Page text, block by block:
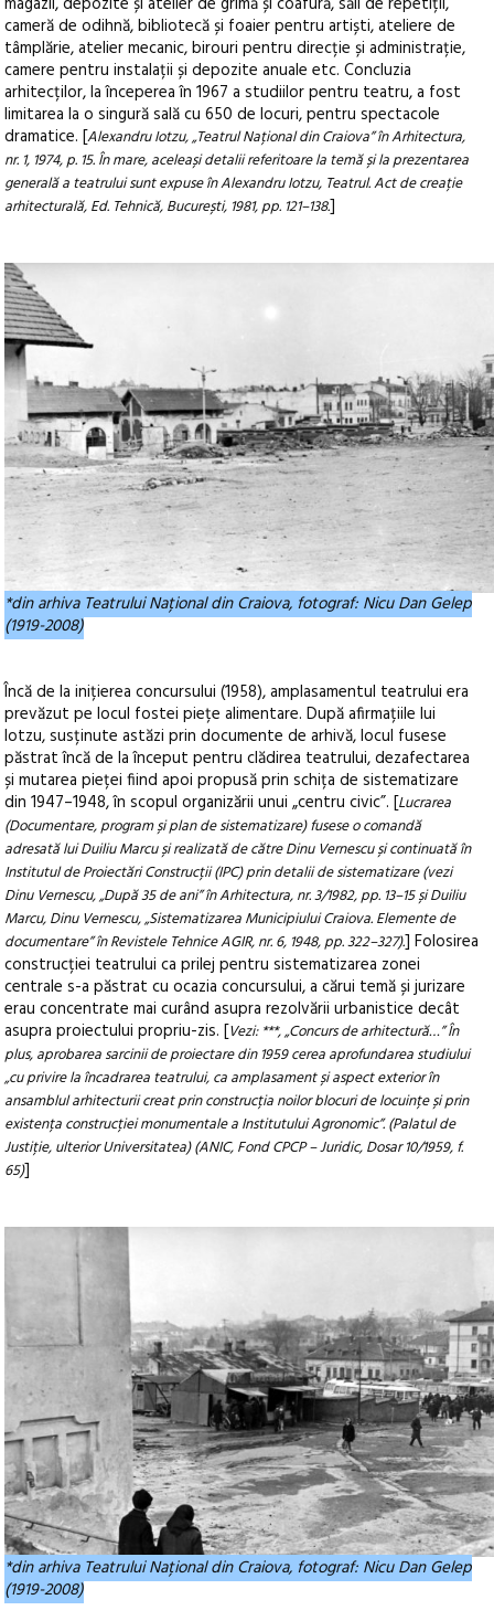
cameră de odihnă, bibliotecă și foaier pentru artiști, ateliere de
tâmplărie, atelier mecanic, birouri pentru direcție și administrație,
camere pentru instalații și depozite anuale etc. Concluzia
arhitecților, la începerea în 1967 a studiilor pentru teatru, a fost
limitarea la o singură sală cu 650 de locuri, pentru spectacole
dramatice. [Alexandru Iotzu, „Teatrul Național din Craiova” în Arhitectura,
nr. 1, 1974, p. 15. În mare, aceleași detalii referitoare la temă și la prezentarea
generală a teatrului sunt expuse în Alexandru Iotzu, Teatrul. Act de creație
arhitecturală, Ed. Tehnică, București, 1981, pp. 121–138.]
*din arhiva Teatrului Național din Craiova, fotograf: Nicu Dan Gelep
(1919-2008)
Încă de la inițierea concursului (1958), amplasamentul teatrului era
prevăzut pe locul fostei piețe alimentare. După afirmațiile lui
Iotzu, susținute astăzi prin documente de arhivă, locul fusese
păstrat încă de la început pentru clădirea teatrului, dezafectarea
și mutarea pieței fiind apoi propusă prin schița de sistematizare
din 1947–1948, în scopul organizării unui „centru civic”. [Lucrarea
(Documentare, program și plan de sistematizare) fusese o comandă
adresată lui Duiliu Marcu și realizată de către Dinu Vernescu și continuată în
Institutul de Proiectări Construcții (IPC) prin detalii de sistematizare (vezi
Dinu Vernescu, „După 35 de ani” în Arhitectura, nr. 3/1982, pp. 13–15 și Duiliu
Marcu, Dinu Vernescu, „Sistematizarea Municipiului Craiova. Elemente de
documentare” în Revistele Tehnice AGIR, nr. 6, 1948, pp. 322–327).] Folosirea
construcției teatrului ca prilej pentru sistematizarea zonei
centrale s-a păstrat cu ocazia concursului, a cărui temă și jurizare
erau concentrate mai curând asupra rezolvării urbanistice decât
asupra proiectului propriu-zis. [Vezi: ***, „Concurs de arhitectură…” În
plus, aprobarea sarcinii de proiectare din 1959 cerea aprofundarea studiului
„cu privire la încadrarea teatrului, ca amplasament și aspect exterior în
ansamblul arhitecturii creat prin construcția noilor blocuri de locuințe și prin
existența construcției monumentale a Institutului Agronomic”. (Palatul de
Justiție, ulterior Universitatea) (ANIC, Fond CPCP – Juridic, Dosar 10/1959, f.
65)]
*din arhiva Teatrului Național din Craiova, fotograf: Nicu Dan Gelep
(1919-2008)